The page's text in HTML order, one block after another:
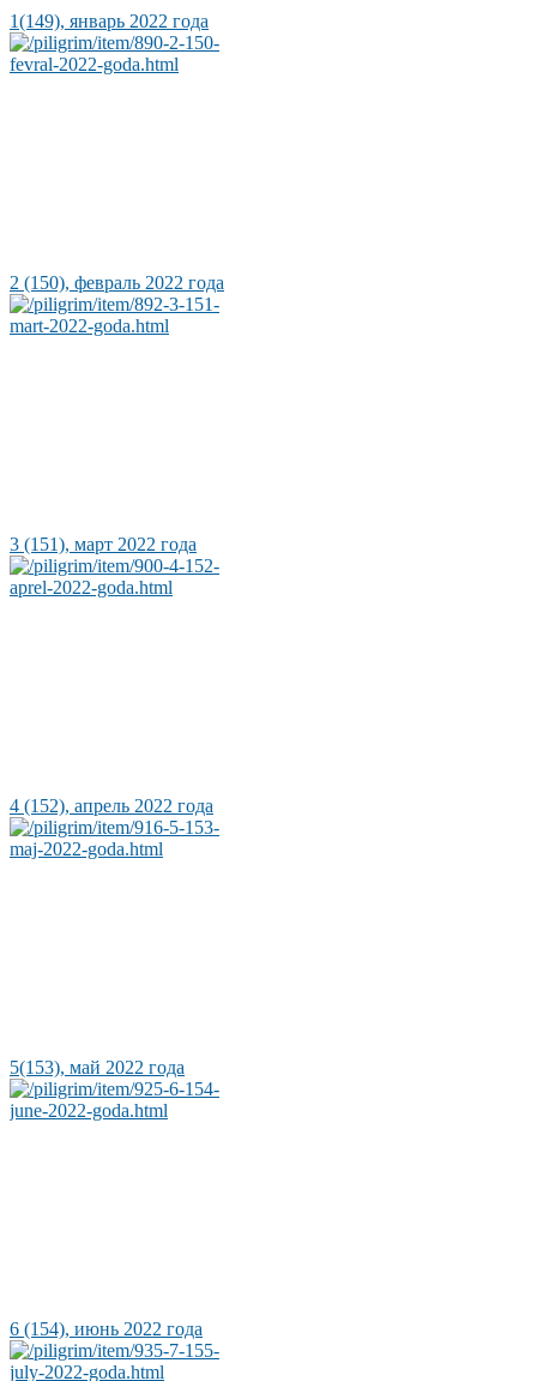
1(149), январь 2022 года
2 (150), февраль 2022 года
3 (151), март 2022 года
4 (152), апрель 2022 года
5(153), май 2022 года
6 (154), июнь 2022 года